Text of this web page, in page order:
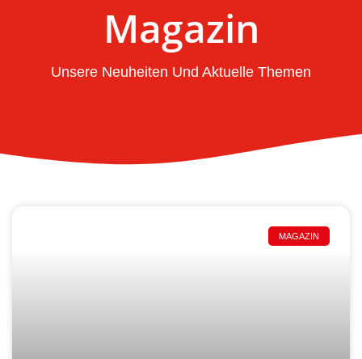
Magazin
Unsere Neuheiten Und Aktuelle Themen
MAGAZIN